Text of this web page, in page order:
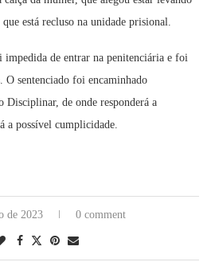
está recluso na unidade prisional.
de entrar na penitenciária e foi
O sentenciado foi encaminhado
Disciplinar, de onde responderá a
a possível cumplicidade.
de 2023 0 comment